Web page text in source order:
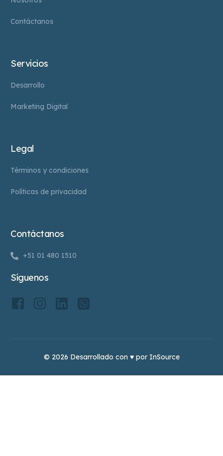
Contáctanos
Servicios
Desarrollo
Marketing Digital
Legal
Términos y condiciones
Políticas de privacidad
Contáctanos
+51 01 480 1510
Síguenos
© 2026 Desarrollado con ♥ por InSource